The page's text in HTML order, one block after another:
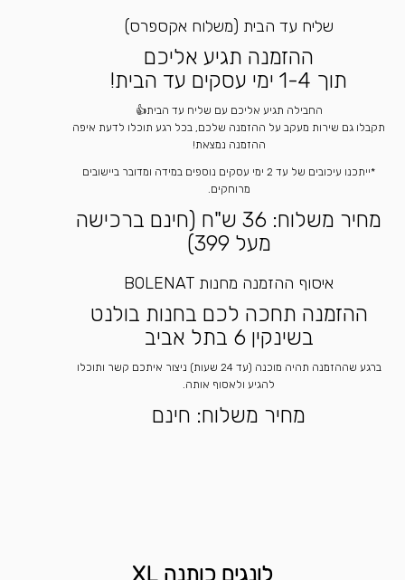
שליח עד הבית (משלוח אקספרס)
ההזמנה תגיע אליכם
תוך 1-4 ימי עסקים עד הבית!
החבילה תגיע אליכם עם שליח עד הבית👍
תקבלו גם שירות מעקב על ההזמנה שלכם, בכל רגע תוכלו לדעת איפה
ההזמנה נמצאת!
*ייתכנו עיכובים של עד 2 ימי עסקים נוספים במידה ומדובר ביישובים
מרוחקים.
מחיר משלוח: 36 ש"ח (חינם ברכישה
מעל 399)
איסוף ההזמנה מחנות BOLENAT
ההזמנה תחכה לכם בחנות בולנט
בשינקין 6 בתל אביב
ברגע שההזמנה תהיה מוכנה (עד 24 שעות) ניצור איתכם קשר ותוכלו
להגיע ולאסוף אותה.
מחיר משלוח: חינם
לונגים כותנה XL